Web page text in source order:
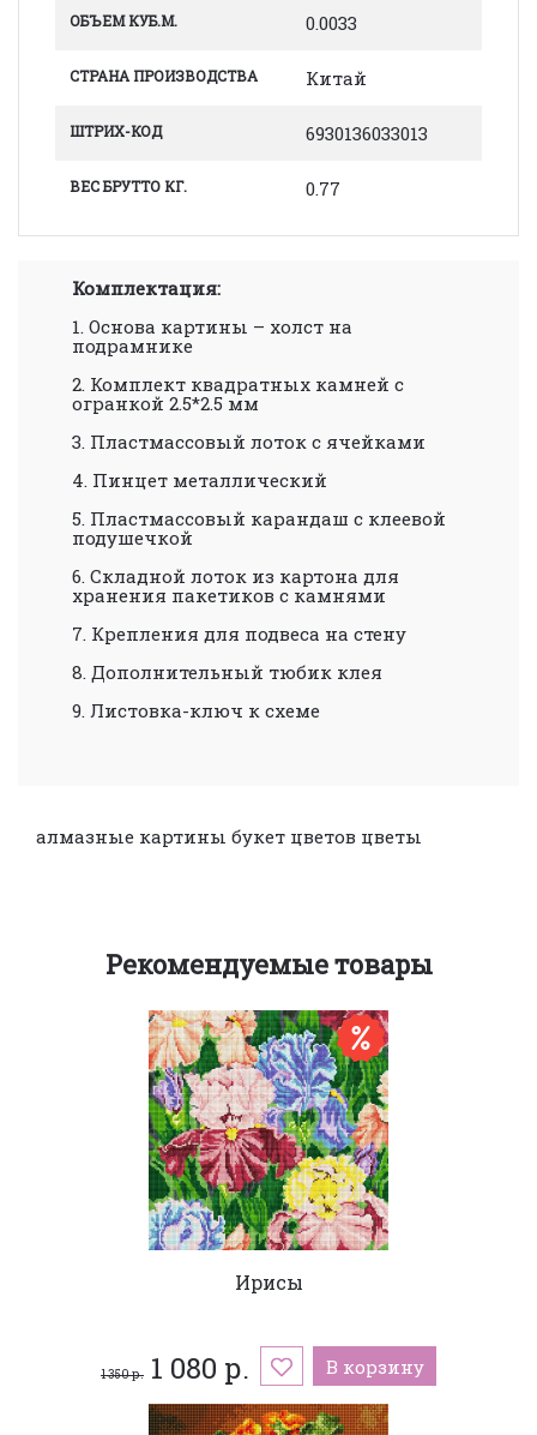
ОБЪЕМ КУБ.М. 0.0033
СТРАНА ПРОИЗВОДСТВА Китай
ШТРИХ-КОД 6930136033013
ВЕС БРУТТО КГ. 0.77
Комплектация:
1. Основа картины – холст на
подрамнике
2. Комплект квадратных камней с
огранкой 2.5*2.5 мм
3. Пластмассовый лоток с ячейками
4. Пинцет металлический
5. Пластмассовый карандаш с клеевой
подушечкой
6. Складной лоток из картона для
хранения пакетиков с камнями
7. Крепления для подвеса на стену
8. Дополнительный тюбик клея
9. Листовка-ключ к схеме
алмазные картины букет цветов цветы
Рекомендуемые товары
Ирисы
1 350 р. 1 080 р. В корзину